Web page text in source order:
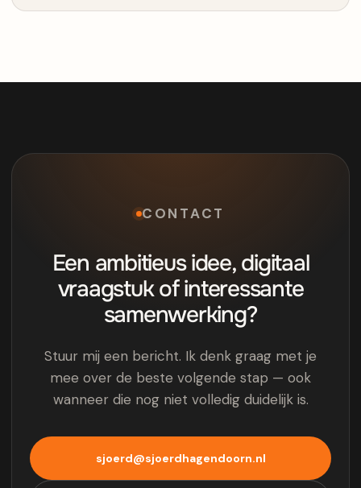
CONTACT
Een ambitieus idee, digitaal
vraagstuk of interessante
samenwerking?
Stuur mij een bericht. Ik denk graag met je
mee over de beste volgende stap — ook
wanneer die nog niet volledig duidelijk is.
sjoerd@sjoerdhagendoorn.nl